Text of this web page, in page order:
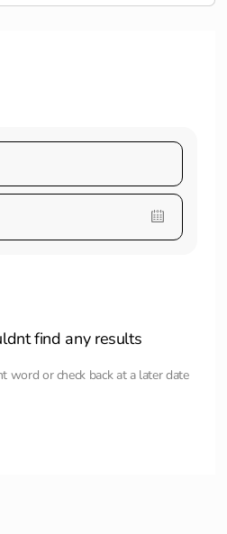
find any results
word or check back at a later date